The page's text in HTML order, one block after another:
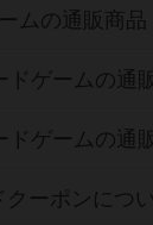
ムの通販商品
ドゲームの通
ドゲームの通
ーポンにつ